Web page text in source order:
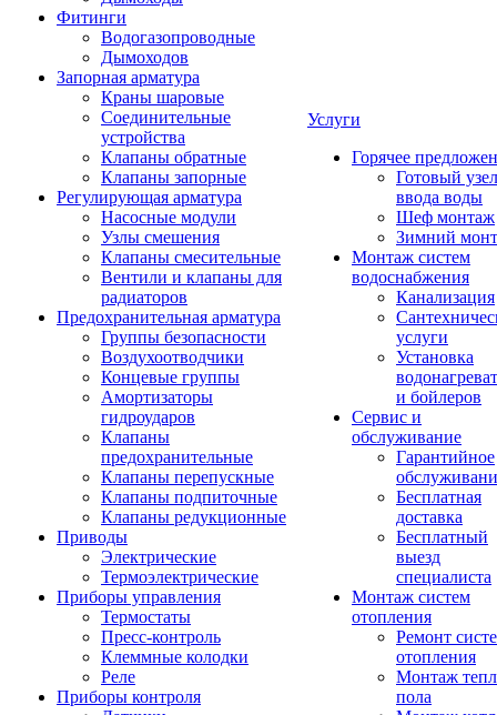
Фитинги
Водогазопроводные
Дымоходов
Запорная арматура
Краны шаровые
Соединительные
устройства
Клапаны обратные
Клапаны запорные
Регулирующая арматура
Насосные модули
Узлы смешения
Клапаны смесительные
Вентили и клапаны для
радиаторов
Предохранительная арматура
Группы безопасности
Воздухоотводчики
Концевые группы
Амортизаторы
гидроударов
Клапаны
предохранительные
Клапаны перепускные
Клапаны подпиточные
Клапаны редукционные
Приводы
Электрические
Термоэлектрические
Приборы управления
Термостаты
Пресс-контроль
Клеммные колодки
Реле
Приборы контроля
Услуги
Горячее
Готовый узел
ввода воды
Шеф монтаж
Зимний
Монтаж систем
водоснабжения
Канализация
услуги
Установка
и бойлеров
Сервис и
обслуживание
Гарантийное
Бесплатная
доставка
Бесплатный
выезд
специалиста
Монтаж систем
отопления
Ремонт
отопления
Монтаж
пола